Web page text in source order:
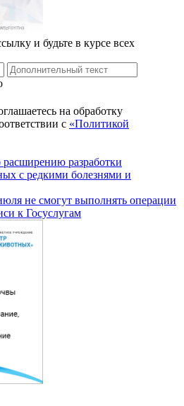
и будьте в курсе всех
на обработку
с «Политикой
разработки
с редкими болезнями и
не смогут выполнять операции
к Госуслугам